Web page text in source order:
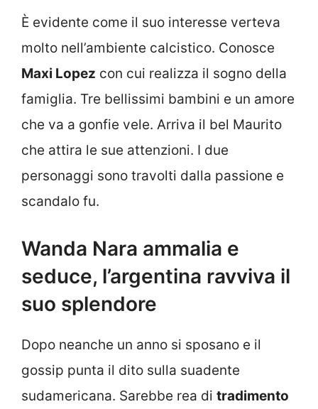
È evidente come il suo interesse verteva
molto nell’ambiente calcistico. Conosce
Maxi Lopez con cui realizza il sogno della
famiglia. Tre bellissimi bambini e un amore
che va a gonfie vele. Arriva il bel Maurito
che attira le sue attenzioni. I due
personaggi sono travolti dalla passione e
scandalo fu.
Wanda Nara ammalia e
seduce, l’argentina ravviva il
suo splendore
Dopo neanche un anno si sposano e il
gossip punta il dito sulla suadente
sudamericana. Sarebbe rea di tradimento